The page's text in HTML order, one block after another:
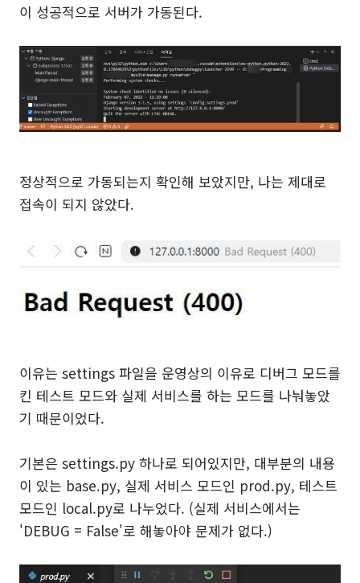
이 성공적으로 서버가 가동된다.
정상적으로 가동되는지 확인해 보았지만, 나는 제대로
접속이 되지 않았다.
이유는 settings 파일을 운영상의 이유로 디버그 모드를
킨 테스트 모드와 실제 서비스를 하는 모드를 나눠놓았
기 때문이었다.
기본은 settings.py 하나로 되어있지만, 대부분의 내용
이 있는 base.py, 실제 서비스 모드인 prod.py, 테스트
모드인 local.py로 나누었다. (실제 서비스에서는
'DEBUG = False'로 해놓아야 문제가 없다.)